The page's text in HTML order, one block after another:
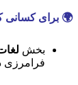
🌍 برای کسانی
بخش
فرامرزی